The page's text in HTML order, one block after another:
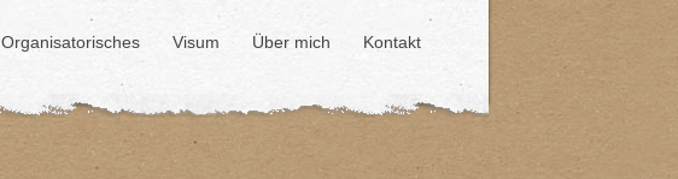
Organisatorisches Visum Über mich Kontakt